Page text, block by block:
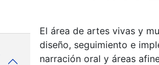
El área de artes vivas y
diseño, seguimiento e
narración oral y áreas